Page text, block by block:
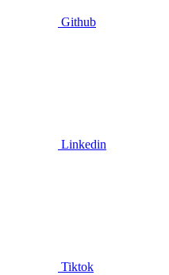
Github
Linkedin
Tiktok